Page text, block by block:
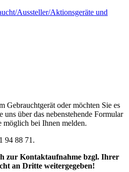
Aussteller/Aktionsgeräte und
Gebrauchtgerät oder möchten Sie es
uns über das nebenstehende Formular
bei Ihnen melden.
94 88 71.
zur Kontaktaufnahme bzgl. Ihrer
an Dritte weitergegeben!